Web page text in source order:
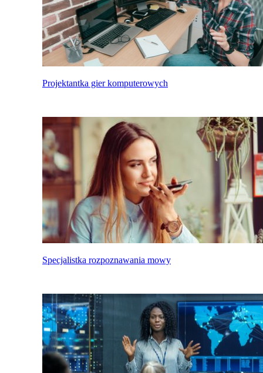
Projektantka gier komputerowych
Specjalistka rozpoznawania mowy